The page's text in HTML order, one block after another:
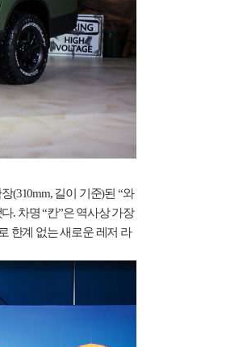
(310mm,길이 기준)된 “와
다. 차명“칸”은 역사상 가장
한계 없는 새로운 레저 라